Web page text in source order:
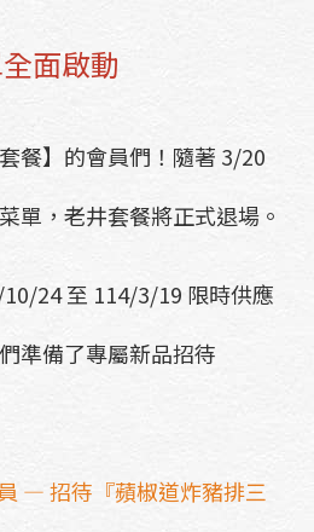
面啟動
餐】的會員們！隨著 3/20
單，老井套餐將正式退場。
24 至 114/3/19 限時供應
準備了專屬新品招待
— 招待『蘋椒道炸豬排三